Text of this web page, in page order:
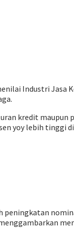
Industri
kredit
yoy lebih tinggi